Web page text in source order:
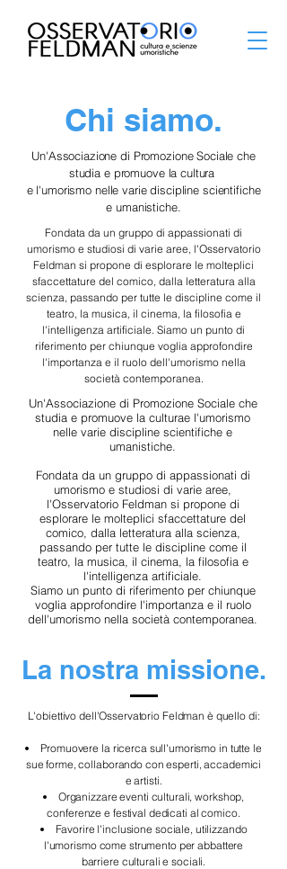
Chi siamo.
Un'Associazione di Promozione Sociale che
studia e promuove la cultura
e l'umorismo nelle varie discipline scientifiche
e umanistiche.
Fondata da un gruppo di appassionati di
umorismo e studiosi di varie aree, l'Osservatorio
Feldman si propone di esplorare le molteplici
sfaccettature del comico, dalla letteratura alla
scienza, passando per tutte le discipline come il
teatro, la musica, il cinema, la filosofia e
l'intelligenza artificiale. Siamo un punto di
riferimento per chiunque voglia approfondire
l'importanza e il ruolo dell'umorismo nella
società contemporanea.
Un'Associazione di Promozione Sociale che
studia e promuove la culturae l'umorismo
nelle varie discipline scientifiche e
umanistiche.
Fondata da un gruppo di appassionati di
umorismo e studiosi di varie aree,
l'Osservatorio Feldman si propone di
esplorare le molteplici sfaccettature del
comico, dalla letteratura alla scienza,
passando per tutte le discipline come il
teatro, la musica, il cinema, la filosofia e
l'intelligenza artificiale.
Siamo un punto di riferimento per chiunque
voglia approfondire l'importanza e il ruolo
dell'umorismo nella società contemporanea.
La nostra missione.
L'obiettivo dell'Osservatorio Feldman è quello di:
Promuovere la ricerca sull'umorismo in tutte le
sue forme, collaborando con esperti, accademici
e artisti.
Organizzare eventi culturali, workshop,
conferenze e festival dedicati al comico.
Favorire l'inclusione sociale, utilizzando
l'umorismo come strumento per abbattere
barriere culturali e sociali.